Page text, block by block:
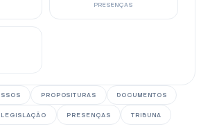
PRESENÇAS
PROPOSITURAS DOCUMENTOS
LEGISLAÇÃO PRESENÇAS TRIBUNA